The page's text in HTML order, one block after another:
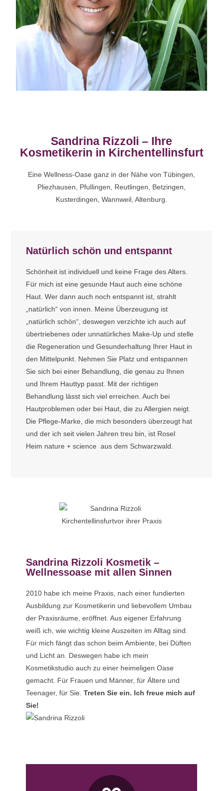
Sandrina Rizzoli – Ihre
Kosmetikerin in Kirchentellinsfurt
Eine Wellness-Oase ganz in der Nähe von Tübingen,
Pliezhausen, Pfullingen, Reutlingen, Betzingen,
Kusterdingen, Wannweil, Altenburg.
Natürlich schön und entspannt
Schönheit ist individuell und keine Frage des Alters.
Für mich ist eine gesunde Haut auch eine schöne
Haut. Wer dann auch noch entspannt ist, strahlt
„natürlich“ von innen. Meine Überzeugung ist
„natürlich schön“, deswegen verzichte ich auch auf
übertriebenes oder unnatürliches Make-Up und stelle
die Regeneration und Gesunderhaltung Ihrer Haut in
den Mittelpunkt. Nehmen Sie Platz und entspannen
Sie sich bei einer Behandlung, die genau zu Ihnen
und Ihrem Hauttyp passt. Mit der richtigen
Behandlung lässt sich viel erreichen. Auch bei
Hautproblemen oder bei Haut, die zu Allergien neigt.
Die Pflege-Marke, die mich besonders überzeugt hat
und der ich seit vielen Jahren treu bin, ist Rosel
Heim nature + scienceaus dem Schwarzwald.
Sandrina Rizzoli Kosmetik –
Wellnessoase mit allen Sinnen
2010 habe ich meine Praxis, nach einer fundierten
Ausbildung zur Kosmetikerin und liebevollem Umbau
der Praxisräume, eröffnet. Aus eigener Erfahrung
weiß ich, wie wichtig kleine Auszeiten im Alltag sind.
Für mich fängt das schon beim Ambiente, bei Düften
und Licht an. Deswegen habe ich mein
Kosmetikstudio auch zu einer heimeligen Oase
gemacht. Für Frauen und Männer, für Ältere und
Teenager, für Sie.Treten Sie ein. Ich freue mich auf
Sie!
Termin vereinbaren • Gutschein bestellen